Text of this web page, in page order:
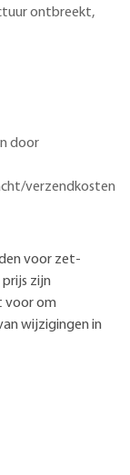
ontbreekt,
door
verzendkosten
voor zet-
zijn
voor om
wijzigingen in